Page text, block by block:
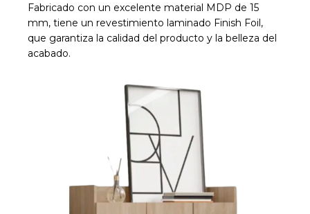
Fabricado con un excelente material MDP de 15
mm, tiene un revestimiento laminado Finish Foil,
que garantiza la calidad del producto y la belleza del
acabado.